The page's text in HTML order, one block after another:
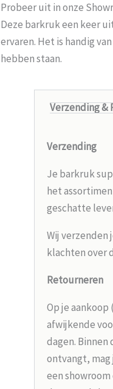
Probeer uit in onze
Deze barkruk een keer
ervaren. Het is handig
hebben staan.
Verzending &
Verzending
Je barkruk
het
geschatte
Wij verzenden
klachten over
Retourneren
Op je
afwijkende
dagen. Binnen
ontvangt,
een